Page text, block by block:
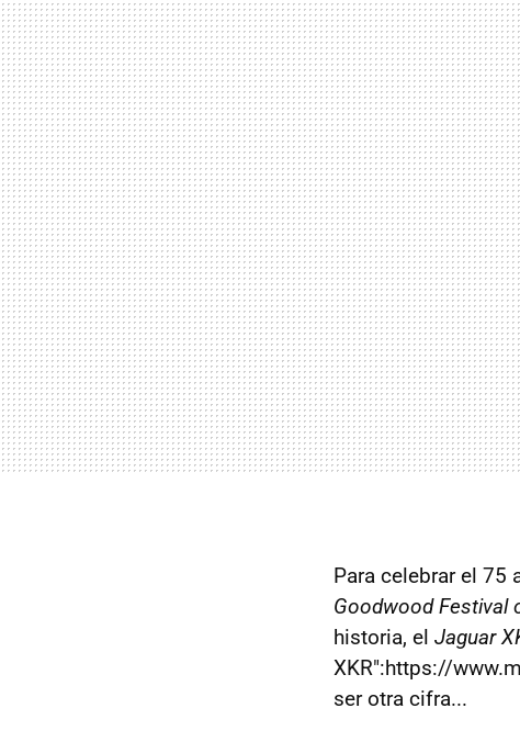
Para celebrar el 75
Goodwood Festival
historia, el Jaguar
XKR":https://
ser otra cifra...